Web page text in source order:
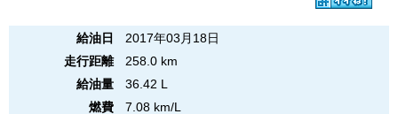
給油日
2017年03月18日
走行距離
258.0 km
給油量
36.42 L
燃費
7.08 km/L